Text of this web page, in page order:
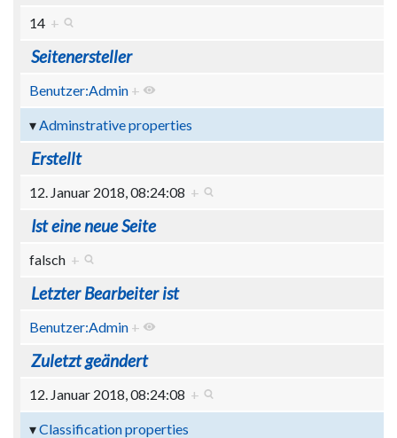
14 +
Seitenersteller
Benutzer:Admin +
Adminstrative properties
Erstellt
12. Januar 2018, 08:24:08 +
Ist eine neue Seite
falsch +
Letzter Bearbeiter ist
Benutzer:Admin +
Zuletzt geändert
12. Januar 2018, 08:24:08 +
Classification properties